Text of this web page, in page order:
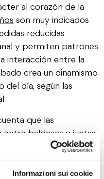
Informazioni sui cookie
al corazón de la
son muy indicados
reducidas
y permiten patrones
interacción entre la
crea un dinamismo
del día, según las
que las
baldosas y juntas
las imperfecciones
a mano: las juntas en
de cada baldosa,